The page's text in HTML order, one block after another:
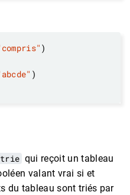
qui reçoit un tableau
valant vrai si et
du tableau sont triés par